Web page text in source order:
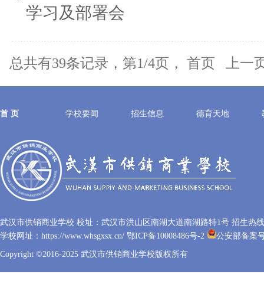
学习及部署会
总共有39条记录，第1/4页， 首页 上
首 页 学校要闻 招生信息 德育天地
武汉市供销商业学校 校址：武汉市洪山区南湖大道南湖路特1号 招生热线
学校网址：https://www.whsgxsx.cn/ 鄂ICP备10008486号-2 公安部备案
Copyright ©2016-2025 武汉市供销商业学校版权所有